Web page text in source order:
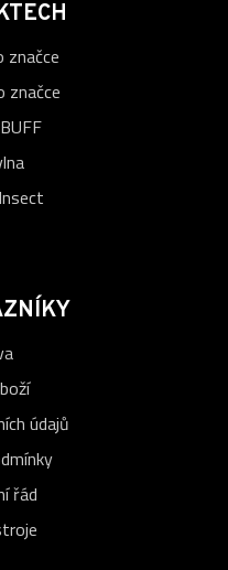
značce
značce
údajů
řád